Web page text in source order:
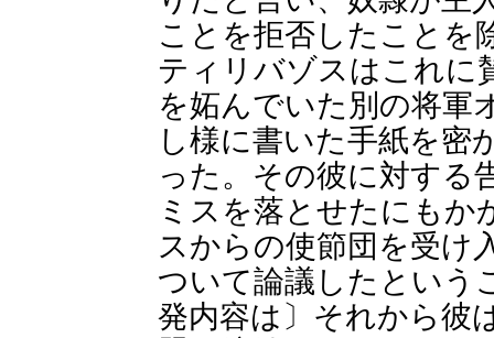
ことを拒否したことを
ティリバゾスはこれに
を妬んでいた別の将軍
し様に書いた手紙を密
った。その彼に対する
ミスを落とせたにも
スからの使節団を受け
ついて論議したという
発内容は〕それから彼